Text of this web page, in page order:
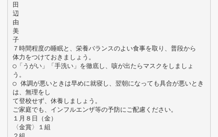
田
辺
由
美
子
７時間程度の睡眠と、栄養バランスのよい食事を取り、普段から
体力をつけておきましょう。
○「うがい」「手洗い」を徹底し、咳が出たらマスクをしましょ
う。
○ 体調が悪いときは早めに就寝し、翌朝になっても具合が悪いとき
は、無理をし
て登校せず、休養しましょう。
ご家庭でも、インフルエンザ等の予防にご配慮ください。
１月８日（金）
〈金賞〉１組
２組